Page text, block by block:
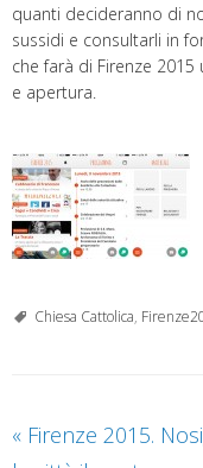
quanti decideranno di
sussidi e consultarli in
che farà di Firenze
e apertura.
Chiesa Cattolica,
« Firenze 2015.